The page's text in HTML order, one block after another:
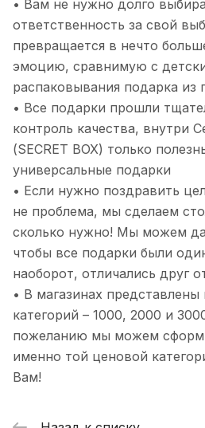
• Вам не нужно долго
ответственность за свой
превращается в нечто
эмоцию, сравнимую с
распаковывания подарка из
• Все подарки прошли
контроль качества, внутри
(SECRET BOX) только
универсальные подарки
• Если нужно поздравить
не проблема, мы сделаем
сколько нужно! Мы можем
чтобы все подарки были
наоборот, отличались друг
• В магазинах
категорий – 1000, 2000 и
пожеланию мы можем
именно той ценовой
Вам!